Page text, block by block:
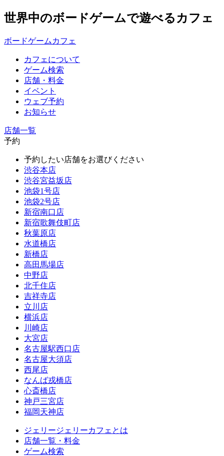
世界中のボードゲームで遊べるカフェ
ボードゲームカフェ
カフェについて
ゲーム検索
店舗・料金
イベント
ウェブ予約
お知らせ
店舗一覧
予約
予約したい店舗をお選びください
渋谷本店
渋谷宮益坂店
池袋1号店
池袋2号店
新宿南口店
新宿歌舞伎町店
秋葉原店
水道橋店
新橋店
高田馬場店
中野店
北千住店
吉祥寺店
立川店
横浜店
川崎店
大宮店
名古屋駅西口店
名古屋大須店
西尾店
なんば戎橋店
心斎橋店
神戸三宮店
福岡天神店
ジェリージェリーカフェとは
店舗一覧・料金
ゲーム検索